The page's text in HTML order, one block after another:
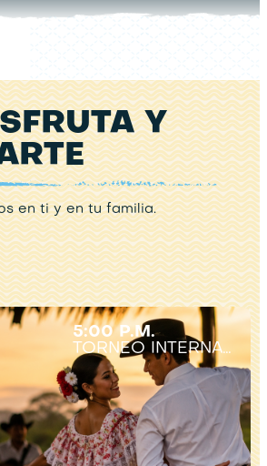
Y
en ti y en tu familia.
5:00 P.M.
TORNEO INTERNACIONAL DE JOROPO